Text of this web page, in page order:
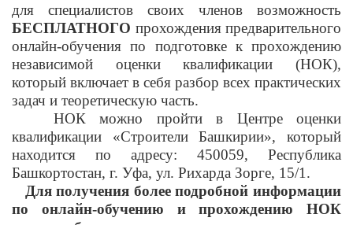
для специалистов своих членов возможность
БЕСПЛАТНОГО прохождения предварительного
онлайн-обучения по подготовке к прохождению
независимой оценки квалификации (НОК),
который включает в себя разбор всех практических
задач и теоретическую часть.
НОК можно пройти в Центре оценки
квалификации «Строители Башкирии», который
находится по адресу: 450059, Республика
Башкортостан, г. Уфа, ул. Рихарда Зорге, 15/1.
Для получения более подробной информации
по онлайн-обучению и прохождению НОК